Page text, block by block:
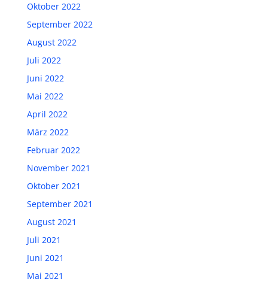
Oktober 2022
September 2022
August 2022
Juli 2022
Juni 2022
Mai 2022
April 2022
März 2022
Februar 2022
November 2021
Oktober 2021
September 2021
August 2021
Juli 2021
Juni 2021
Mai 2021